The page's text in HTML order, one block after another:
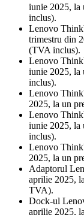
iunie 2025, la
inclus).
Lenovo
trimestru din
(TVA inclus).
Lenovo
iunie 2025, la
inclus).
Lenovo
2025, la un
Lenovo
iunie 2025, la
inclus).
Lenovo
2025, la un
Adaptorul
aprilie 2025,
TVA).
Dock-ul
aprilie 2025,